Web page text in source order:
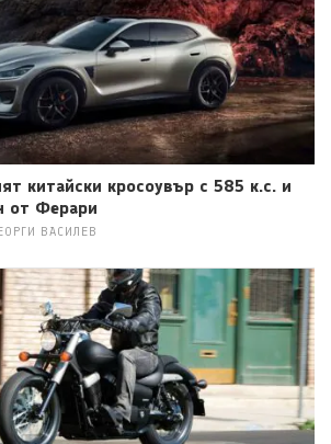
китайски кросоувър с 585 к.с. и
от Ферари
ВАСИЛЕВ